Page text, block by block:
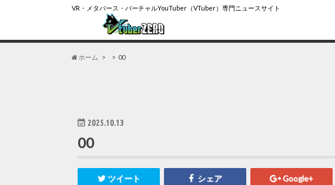
VR・メタバース・バーチャルYouTuber（VTuber）専門ニュースサイト
ホーム 00
2025.10.13
00
ツイート シェア Google+